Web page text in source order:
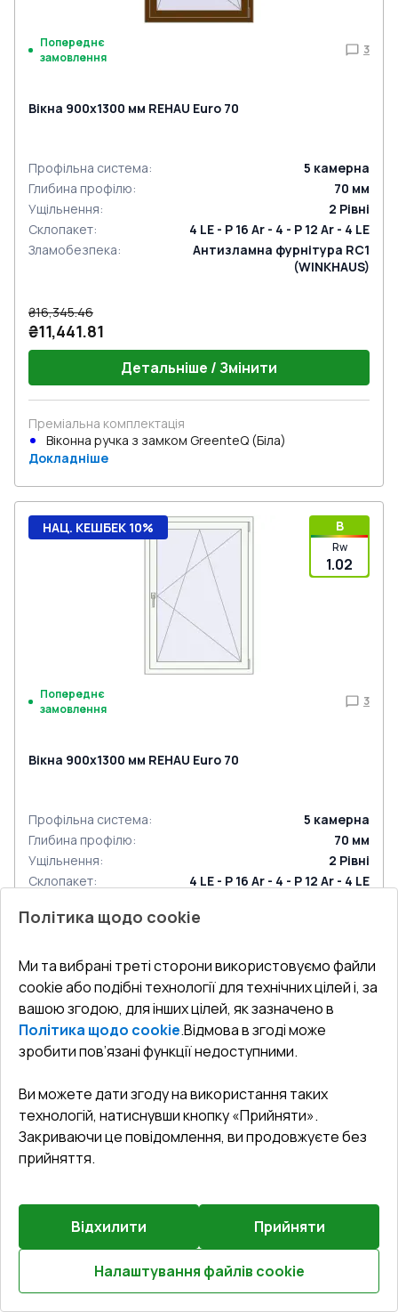
Розрахуй онлайн
Попереднє
замовлення
3
Вікна 900x1300 мм REHAU Euro 70
Профільна система: 5 камерна
Глибина профілю: 70 мм
Ущільнення: 2 Рівні
Склопакет:
4 LE - P 16 Ar - 4 - P 12 Ar - 4 LE
Зламобезпека:
Антизламна фурнітура RC1
(WINKHAUS)
₴16,345.46
₴11,441.81
Детальніше / Змінити
Преміальна комплектація
Віконна ручка з замком GreenteQ (Біла)
Докладніше
B
Rw
1.02
НАЦ. КЕШБЕК 10%
Попереднє
замовлення
3
Вікна 900x1300 мм REHAU Euro 70
Профільна система: 5 камерна
Глибина профілю: 70 мм
Ущільнення: 2 Рівні
Склопакет:
4 LE - P 16 Ar - 4 - P 12 Ar - 4 LE
₴12,343.33
₴8,640.32
Детальніше / Змінити
Віконна ручка з замком GreenteQ (Біла)
Докладніше
Політика щодо cookie
Ми та вибрані треті сторони використовуємо файли
cookie або подібні технології для технічних цілей і, за
вашою згодою, для інших цілей, як зазначено в
Політика щодо cookie.Відмова в згоді може
зробити пов’язані функції недоступними.
Ви можете дати згоду на використання таких
технологій, натиснувши кнопку «Прийняти».
Закриваючи це повідомлення, ви продовжуєте без
прийняття.
Відхилити Прийняти
Налаштування файлів cookie